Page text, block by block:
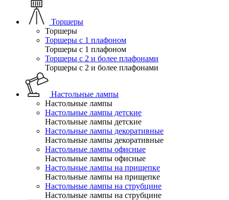
Торшеры
Торшеры
Торшеры с 1 плафоном
Торшеры с 1 плафоном
Торшеры с 2 и более плафонами
Торшеры с 2 и более плафонами
Настольные лампы
Настольные лампы
Настольные лампы детские
Настольные лампы детские
Настольные лампы декоративные
Настольные лампы декоративные
Настольные лампы офисные
Настольные лампы офисные
Настольные лампы на прищепке
Настольные лампы на прищепке
Настольные лампы на струбцине
Настольные лампы на струбцине